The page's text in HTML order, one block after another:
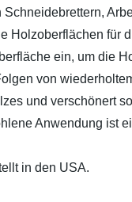
Holzoberflächen für
ein, um die
von
und verschönert
Anwendung ist
in den USA.